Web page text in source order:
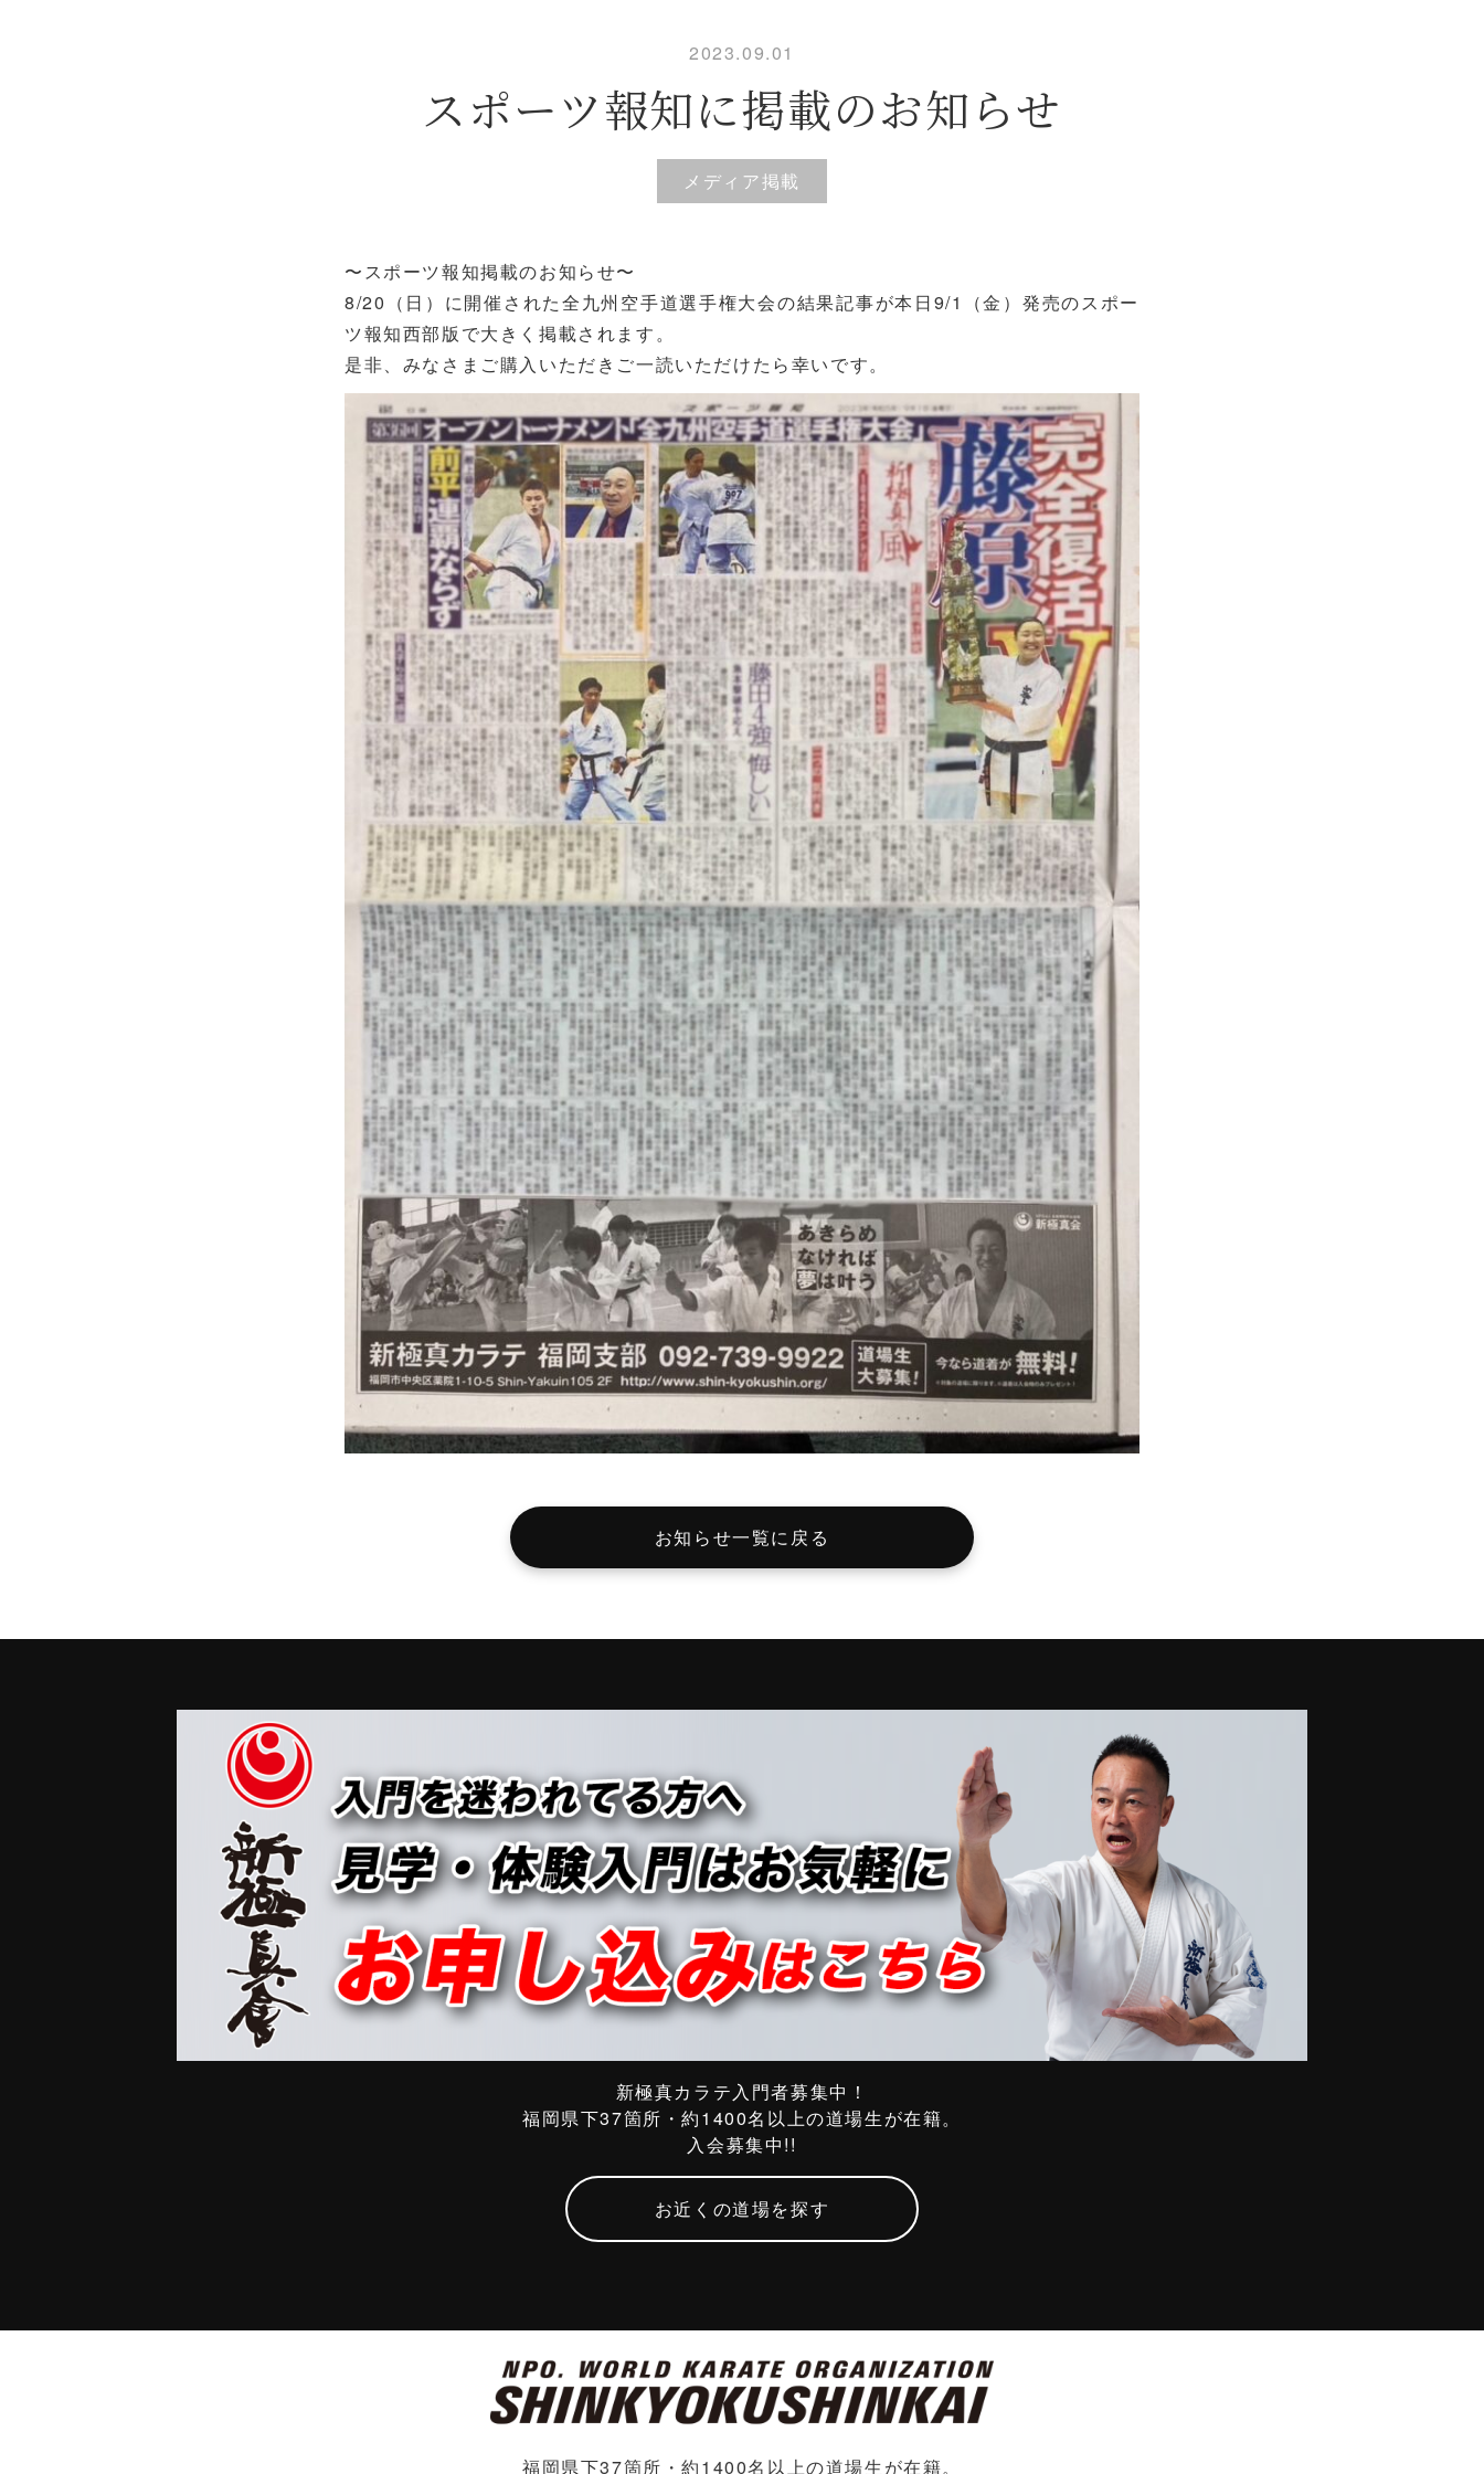
2023.09.01
スポーツ報知に掲載のお知らせ
メディア掲載
〜スポーツ報知掲載のお知らせ〜
8/20（日）に開催された全九州空手道選手権大会の結果記事が本日9/1（金）発売のスポー
ツ報知西部版で大きく掲載されます。
是非、みなさまご購入いただきご一読いただけたら幸いです。
お知らせ一覧に戻る
新極真カラテ入門者募集中！
福岡県下37箇所・約1400名以上の道場生が在籍。
入会募集中!!
お近くの道場を探す
福岡県下37箇所・約1400名以上の道場生が在籍。